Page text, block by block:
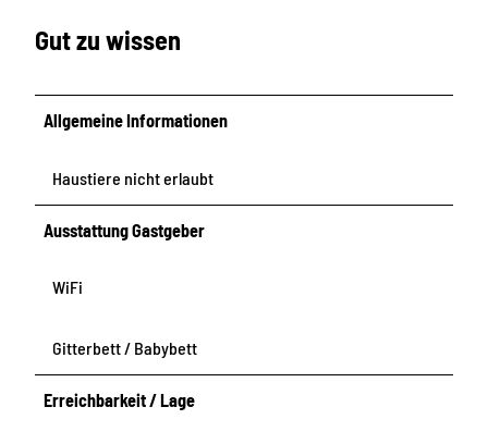
Gut zu wissen
Allgemeine Informationen
Haustiere nicht erlaubt
Ausstattung Gastgeber
WiFi
Gitterbett / Babybett
Erreichbarkeit / Lage